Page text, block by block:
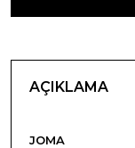
AÇIKLAMA
JOMA